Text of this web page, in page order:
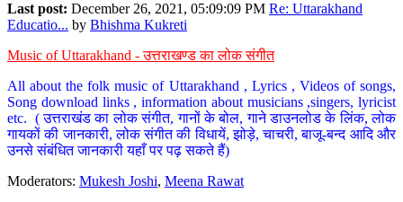
Last post: December 26, 2021, 05:09:09 PM Re: Uttarakhand
Educatio... by Bhishma Kukreti
Music of Uttarakhand - उत्तराखण्ड का लोक संगीत
All about the folk music of Uttarakhand , Lyrics , Videos of songs,
Song download links , information about musicians ,singers, lyricist
etc. ( उत्तराखंड का लोक संगीत, गानों के बोल, गाने डाउनलोड के लिंक, लोक
गायकों की जानकारी, लोक संगीत की विधायें, झोड़े, चाचरी, बाजू-बन्द आदि और
उनसे संबंधित जानकारी यहाँ पर पढ़ सकते हैं)
Moderators: Mukesh Joshi, Meena Rawat